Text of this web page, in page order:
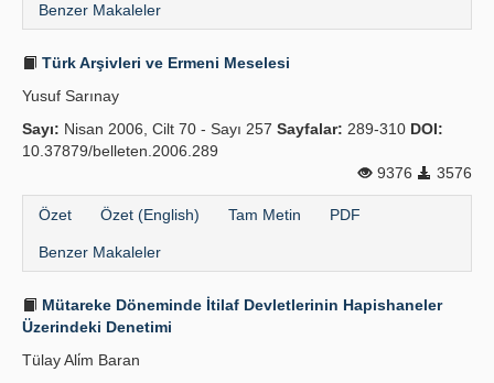
Benzer Makaleler
Türk Arşivleri ve Ermeni Meselesi
Yusuf Sarınay
Sayı: Nisan 2006, Cilt 70 - Sayı 257 Sayfalar: 289-310 DOI:
10.37879/belleten.2006.289
9376
3576
Özet Özet (English) Tam Metin PDF
Benzer Makaleler
Mütareke Döneminde İtilaf Devletlerinin Hapishaneler
Üzerindeki Denetimi
Tülay Ali̇m Baran